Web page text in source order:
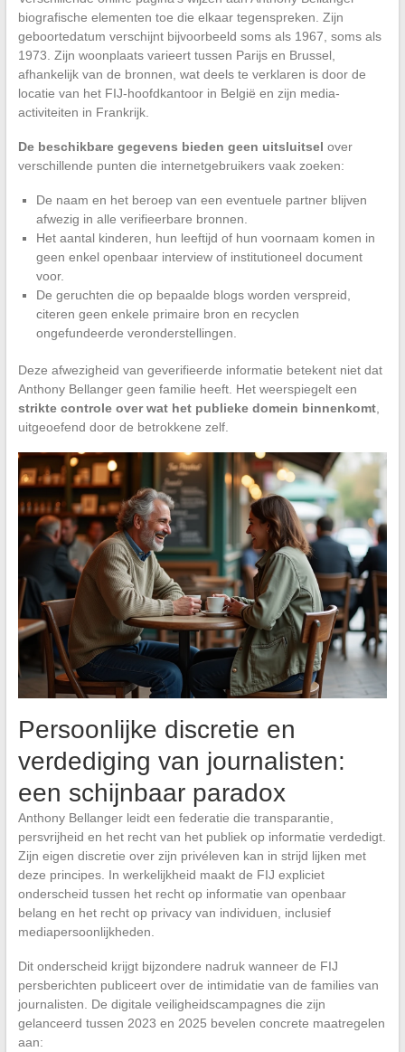
biografische elementen toe die elkaar tegenspreken. Zijn
geboortedatum verschijnt bijvoorbeeld soms als 1967, soms als
1973. Zijn woonplaats varieert tussen Parijs en Brussel,
afhankelijk van de bronnen, wat deels te verklaren is door de
locatie van het FIJ-hoofdkantoor in België en zijn media-
activiteiten in Frankrijk.
De beschikbare gegevens bieden geen uitsluitsel over
verschillende punten die internetgebruikers vaak zoeken:
De naam en het beroep van een eventuele partner blijven
afwezig in alle verifieerbare bronnen.
Het aantal kinderen, hun leeftijd of hun voornaam komen in
geen enkel openbaar interview of institutioneel document
voor.
De geruchten die op bepaalde blogs worden verspreid,
citeren geen enkele primaire bron en recyclen
ongefundeerde veronderstellingen.
Deze afwezigheid van geverifieerde informatie betekent niet dat
Anthony Bellanger geen familie heeft. Het weerspiegelt een
strikte controle over wat het publieke domein binnenkomt,
uitgeoefend door de betrokkene zelf.
Persoonlijke discretie en
verdediging van journalisten:
een schijnbaar paradox
Anthony Bellanger leidt een federatie die transparantie,
persvrijheid en het recht van het publiek op informatie verdedigt.
Zijn eigen discretie over zijn privéleven kan in strijd lijken met
deze principes. In werkelijkheid maakt de FIJ expliciet
onderscheid tussen het recht op informatie van openbaar
belang en het recht op privacy van individuen, inclusief
mediapersoonlijkheden.
Dit onderscheid krijgt bijzondere nadruk wanneer de FIJ
persberichten publiceert over de intimidatie van de families van
journalisten. De digitale veiligheidscampagnes die zijn
gelanceerd tussen 2023 en 2025 bevelen concrete maatregelen
aan: